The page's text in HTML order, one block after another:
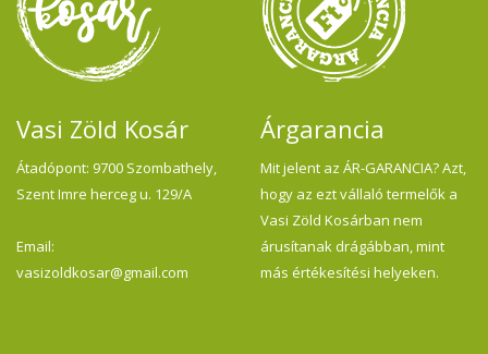
Vasi Zöld Kosár
Átadópont: 9700 Szombathely,
Szent Imre herceg u. 129/A
Email:
vasizoldkosar@gmail.com
Árgarancia
Mit jelent az ÁR-GARANCIA? Azt,
hogy az ezt vállaló termelők a
Vasi Zöld Kosárban nem
árusítanak drágábban, mint
más értékesítési helyeken.